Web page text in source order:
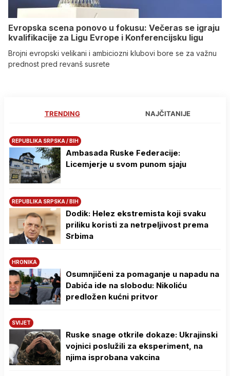
Evropska scena ponovo u fokusu: Večeras se igraju
kvalifikacije za Ligu Evrope i Konferencijsku ligu
Brojni evropski velikani i ambiciozni klubovi bore se za važnu
prednost pred revanš susrete
TRENDING NAJČITANIJE
REPUBLIKA SRPSKA / BIH
Ambasada Ruske Federacije:
Licemjerje u svom punom sjaju
REPUBLIKA SRPSKA / BIH
Dodik: Helez ekstremista koji svaku
priliku koristi za netrpeljivost prema
Srbima
HRONIKA
Osumnjičeni za pomaganje u napadu na
Dabića ide na slobodu: Nikoliću
predložen kućni pritvor
SVIJET
Ruske snage otkrile dokaze: Ukrajinski
vojnici poslužili za eksperiment, na
njima isprobana vakcina